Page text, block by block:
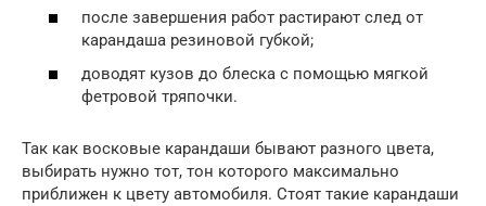
после завершения работ растирают след от
карандаша резиновой губкой;
доводят кузов до блеска с помощью мягкой
фетровой тряпочки.
Так как восковые карандаши бывают разного цвета,
выбирать нужно тот, тон которого максимально
приближен к цвету автомобиля. Стоят такие карандаши